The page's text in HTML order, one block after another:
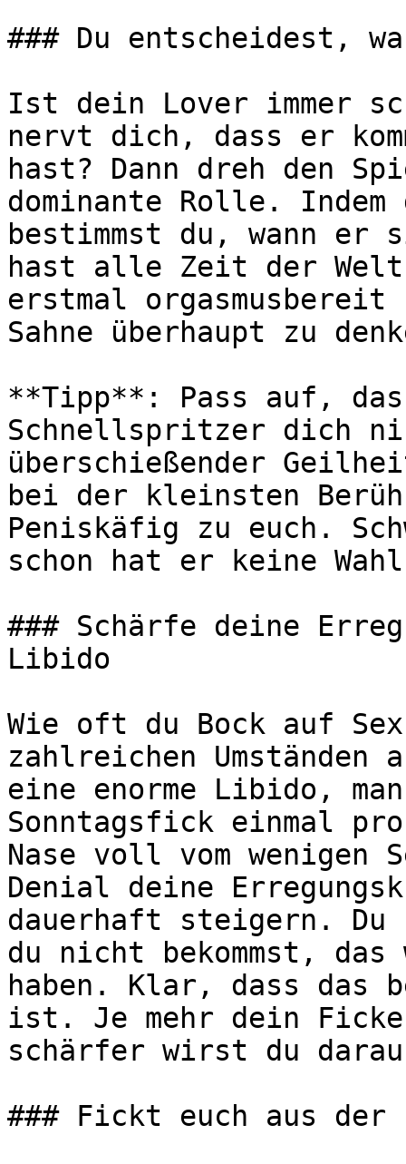
### Du entscheidest,
Ist dein Lover immer
nervt dich, dass er
hast? Dann dreh den
dominante Rolle.
bestimmst du, wann
hast alle Zeit der
erstmal orgasmusbereit
Sahne überhaupt zu
**Tipp**: Pass auf,
Schnellspritzer dich
überschießender
bei der kleinsten
Peniskäfig zu euch.
schon hat er keine
### Schärfe deine
Libido
Wie oft du Bock auf
zahlreichen
eine enorme Libido,
Sonntagsfick einmal
Nase voll vom wenigen
Denial deine
dauerhaft steigern. Du
du nicht bekommst,
haben. Klar, dass das
ist. Je mehr dein
schärfer wirst du
### Fickt euch aus der